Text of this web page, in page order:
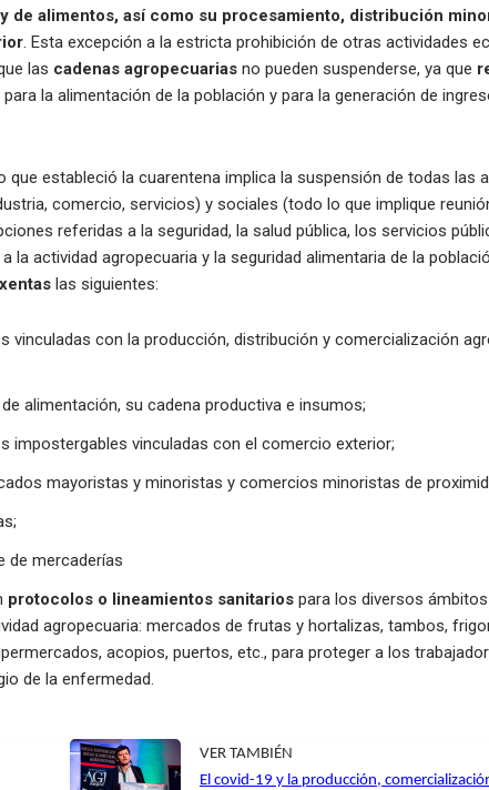
de alimentos, así como su procesamiento, distribución
. Esta excepción a la estricta prohibición de otras actividades
las cadenas agropecuarias no pueden suspenderse, ya que
para la alimentación de la población y para la generación de
que estableció la cuarentena implica la suspensión de todas las
comercio, servicios) y sociales (todo lo que implique
referidas a la seguridad, la salud pública, los servicios
la actividad agropecuaria y la seguridad alimentaria de la
las siguientes:
vinculadas con la producción, distribución y comercialización
alimentación, su cadena productiva e insumos;
impostergables vinculadas con el comercio exterior;
mayoristas y minoristas y comercios minoristas de
de mercaderías
protocolos o lineamientos sanitarios para los diversos
agropecuaria: mercados de frutas y hortalizas, tambos,
acopios, puertos, etc., para proteger a los
de la enfermedad.
VER TAMBIÉN
El covid-19 y la producción,